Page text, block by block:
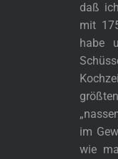
daß
mit
habe
im
wie